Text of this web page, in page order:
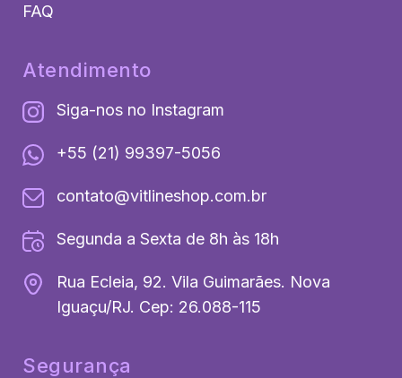
FAQ
Atendimento
Siga-nos no Instagram
+55 (21) 99397-5056
contato@vitlineshop.com.br
Segunda a Sexta de 8h às 18h
Rua Ecleia, 92. Vila Guimarães. Nova
Iguaçu/RJ. Cep: 26.088-115
Segurança